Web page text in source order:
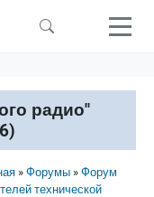
радио"
навигации
Форумы
Форум
технической